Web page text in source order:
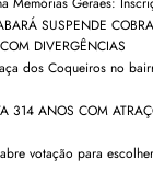
SUSPENDE
DIVERGÊNCIAS
dos Coqueiros no
314 ANOS COM
votação para